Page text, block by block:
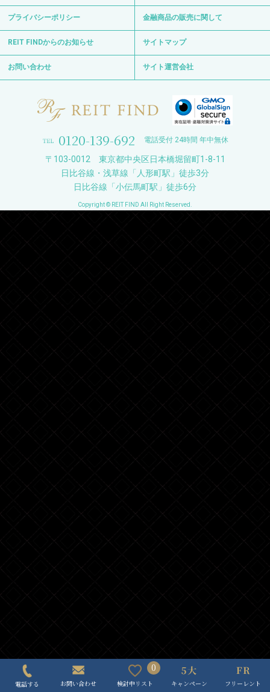
プライバシーポリシー 金融商品の販売に関して
REIT FINDからのお知らせ サイトマップ
お問い合わせ サイト運営会社
0120-139-692 電話受付 24時間 年中無休
〒103-0012 東京都中央区日本橋堀留町1-8-11
日比谷線・浅草線「人形町駅」徒歩3分
日比谷線「小伝馬町駅」徒歩6分
Copyright © REIT FIND All Right Reserved.
電話する お問い合わせ
0
検討中リスト キャンペーン フリーレント